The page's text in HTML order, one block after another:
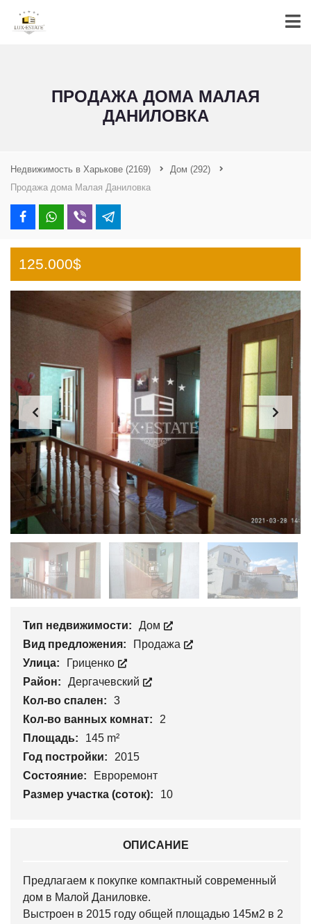
ПРОДАЖА ДОМА МАЛАЯ
ДАНИЛОВКА
Недвижимость в Харькове (2169) Дом (292)
Продажа дома Малая Даниловка
125.000$
Тип недвижимости:
Дом
Вид предложения:
Продажа
Улица:
Гриценко
Район:
Дергачевский
Кол-во спален:
3
Кол-во ванных комнат:
2
Площадь:
145 m²
Год постройки:
2015
Состояние:
Евроремонт
Размер участка (соток):
10
ОПИСАНИЕ
Предлагаем к покупке компактный современный
дом в Малой Даниловке.
Выстроен в 2015 году общей площадью 145м2 в 2